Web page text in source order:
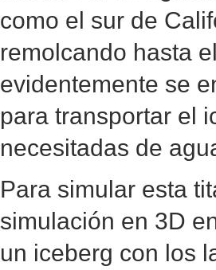
como el sur de
remolcando hasta
evidentemente se
para transportar el
necesitadas de
Para simular esta
simulación en 3D
un iceberg con los